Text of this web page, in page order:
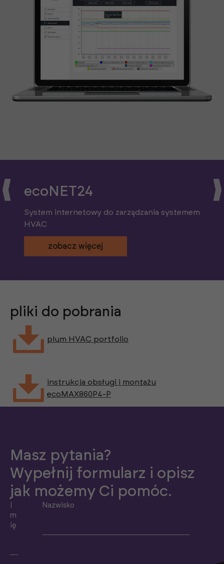
ecoNET24
System internetowy do zarządzania systemem
HVAC
zobacz więcej
pliki do pobrania
plum HVAC portfolio
instrukcja obsługi i montażu
ecoMAX860P4-P
Masz pytania?
Wypełnij formularz i opisz
jak możemy Ci pomóc.
m
ię
Nazwisko